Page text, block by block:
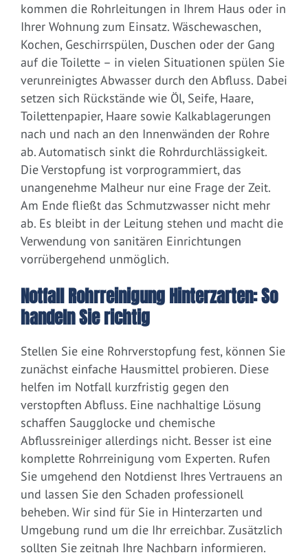
kommen die Rohrleitungen in Ihrem Haus oder in
Ihrer Wohnung zum Einsatz. Wäschewaschen,
Kochen, Geschirrspülen, Duschen oder der Gang
auf die Toilette – in vielen Situationen spülen Sie
verunreinigtes Abwasser durch den Abfluss. Dabei
setzen sich Rückstände wie Öl, Seife, Haare,
Toilettenpapier, Haare sowie Kalkablagerungen
nach und nach an den Innenwänden der Rohre
ab. Automatisch sinkt die Rohrdurchlässigkeit.
Die Verstopfung ist vorprogrammiert, das
unangenehme Malheur nur eine Frage der Zeit.
Am Ende fließt das Schmutzwasser nicht mehr
ab. Es bleibt in der Leitung stehen und macht die
Verwendung von sanitären Einrichtungen
vorrübergehend unmöglich.
Notfall Rohrreinigung Hinterzarten: So
handeln Sie richtig
Stellen Sie eine Rohrverstopfung fest, können Sie
zunächst einfache Hausmittel probieren. Diese
helfen im Notfall kurzfristig gegen den
verstopften Abfluss. Eine nachhaltige Lösung
schaffen Saugglocke und chemische
Abflussreiniger allerdings nicht. Besser ist eine
komplette Rohrreinigung vom Experten. Rufen
Sie umgehend den Notdienst Ihres Vertrauens an
und lassen Sie den Schaden professionell
beheben. Wir sind für Sie in Hinterzarten und
Umgebung rund um die Ihr erreichbar. Zusätzlich
sollten Sie zeitnah Ihre Nachbarn informieren.